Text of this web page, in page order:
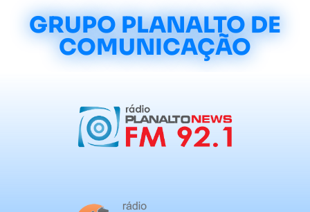
GRUPO PLANALTO DE
COMUNICAÇÃO